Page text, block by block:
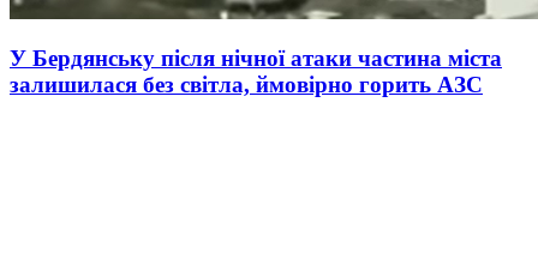
У Бердянську після нічної атаки частина міста
залишилася без світла, ймовірно горить АЗС